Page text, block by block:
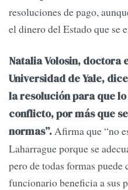
resoluciones de pago,
el dinero del Estado que se
Natalia Volosin, doctora
Universidad de Yale,
la resolución para que
conflicto, por más que
normas”. Afirma que “no
Laharrague porque se
pero de todas formas
funcionario beneficia a sus